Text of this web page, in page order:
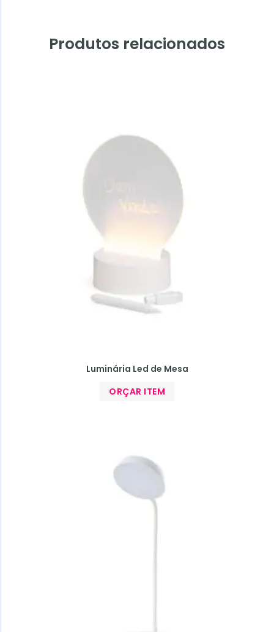
Produtos relacionados
Luminária Led de Mesa
ORÇAR ITEM